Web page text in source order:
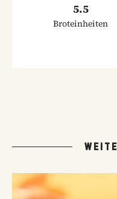
5.5
Broteinheiten